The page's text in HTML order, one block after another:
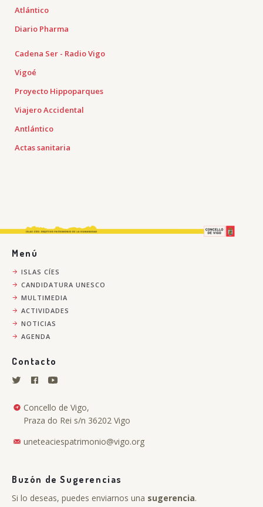
Atlántico
Diario Pharma
Cadena Ser - Radio Vigo
Vigoé
Proyecto Hippoparques
Viajero Accidental
Antlántico
Actas sanitaria
Menú
ISLAS CÍES
CANDIDATURA UNESCO
MULTIMEDIA
ACTIVIDADES
NOTICIAS
AGENDA
Contacto
Concello de Vigo,
Praza do Rei s/n 36202 Vigo
uneteaciespatrimonio@vigo.org
Buzón de Sugerencias
Si lo deseas, puedes enviarnos una sugerencia.